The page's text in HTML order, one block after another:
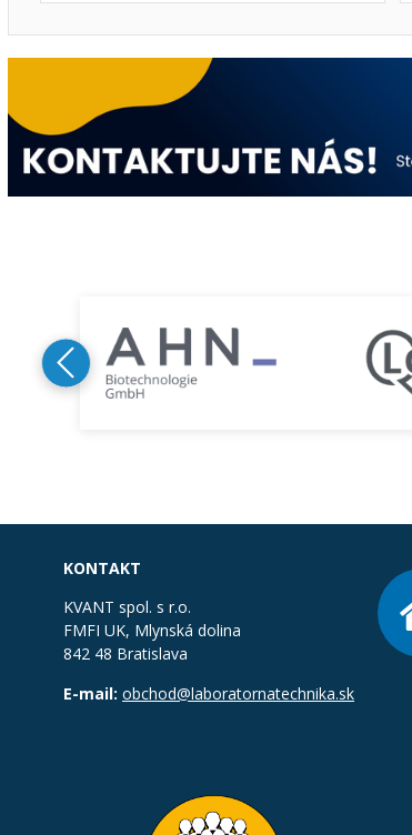
KONTAKT
KVANT spol. s r.o.
FMFI UK, Mlynská dolina
842 48 Bratislava
E-mail: obchod@laboratornatechnika.sk